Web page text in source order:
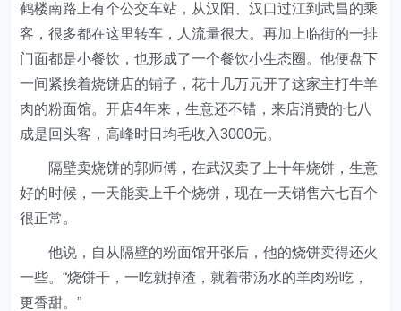
鹤楼南路上有个公交车站，从汉阳、汉口过江到武昌的乘
客，很多都在这里转车，人流量很大。再加上临街的一排
门面都是小餐饮，也形成了一个餐饮小生态圈。他便盘下
一间紧挨着烧饼店的铺子，花十几万元开了这家主打牛羊
肉的粉面馆。开店4年来，生意还不错，来店消费的七八
成是回头客，高峰时日均毛收入3000元。
隔壁卖烧饼的郭师傅，在武汉卖了上十年烧饼，生意
好的时候，一天能卖上千个烧饼，现在一天销售六七百个
很正常。
他说，自从隔壁的粉面馆开张后，他的烧饼卖得还火
一些。“烧饼干，一吃就掉渣，就着带汤水的羊肉粉吃，
更香甜。”